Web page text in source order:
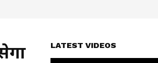
LATEST VIDEOS